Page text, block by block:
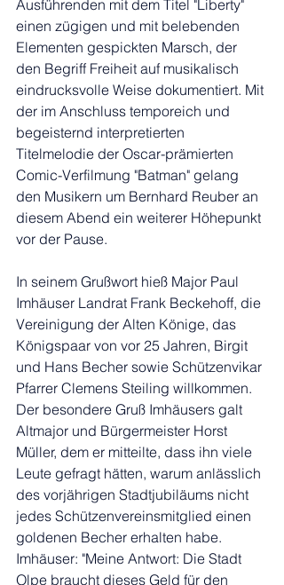
Ausführenden mit dem Titel "Liberty"
einen zügigen und mit belebenden
Elementen gespickten Marsch, der
den Begriff Freiheit auf musikalisch
eindrucksvolle Weise dokumentiert. Mit
der im Anschluss temporeich und
begeisternd interpretierten
Titelmelodie der Oscar-prämierten
Comic-Verfilmung "Batman" gelang
den Musikern um Bernhard Reuber an
diesem Abend ein weiterer Höhepunkt
vor der Pause.
In seinem Grußwort hieß Major Paul
Imhäuser Landrat Frank Beckehoff, die
Vereinigung der Alten Könige, das
Königspaar von vor 25 Jahren, Birgit
und Hans Becher sowie Schützenvikar
Pfarrer Clemens Steiling willkommen.
Der besondere Gruß Imhäusers galt
Altmajor und Bürgermeister Horst
Müller, dem er mitteilte, dass ihn viele
Leute gefragt hätten, warum anlässlich
des vorjährigen Stadtjubiläums nicht
jedes Schützenvereinsmitglied einen
goldenen Becher erhalten habe.
Imhäuser: "Meine Antwort: Die Stadt
Olpe braucht dieses Geld für den